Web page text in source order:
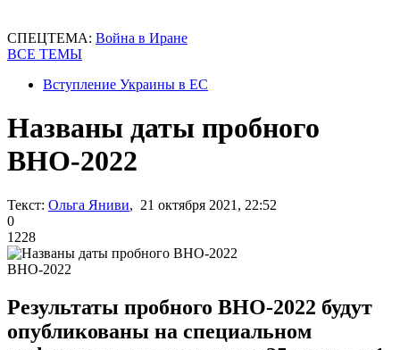
СПЕЦТЕМА: Война в Иране
ВСЕ ТЕМЫ
Вступление Украины в ЕС
Названы даты пробного
ВНО-2022
Текст: Ольга Яниви, 21 октября 2021, 22:52
0
1228
ВНО-2022
Результаты пробного ВНО-2022 будут
опубликованы на специальном